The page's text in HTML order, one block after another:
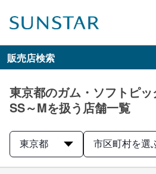
販売店検索
東京都のガム・ソフトピ
SS～Mを扱う店舗一覧
東京都 市区町村を選